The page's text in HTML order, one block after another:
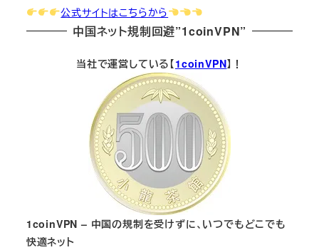
公式サイトはこちらから
中国ネット規制回避”1coinVPN”
当社で運営している【1coinVPN】！
1coinVPN – 中国の規制を受けずに、いつでもどこでも
快適ネット